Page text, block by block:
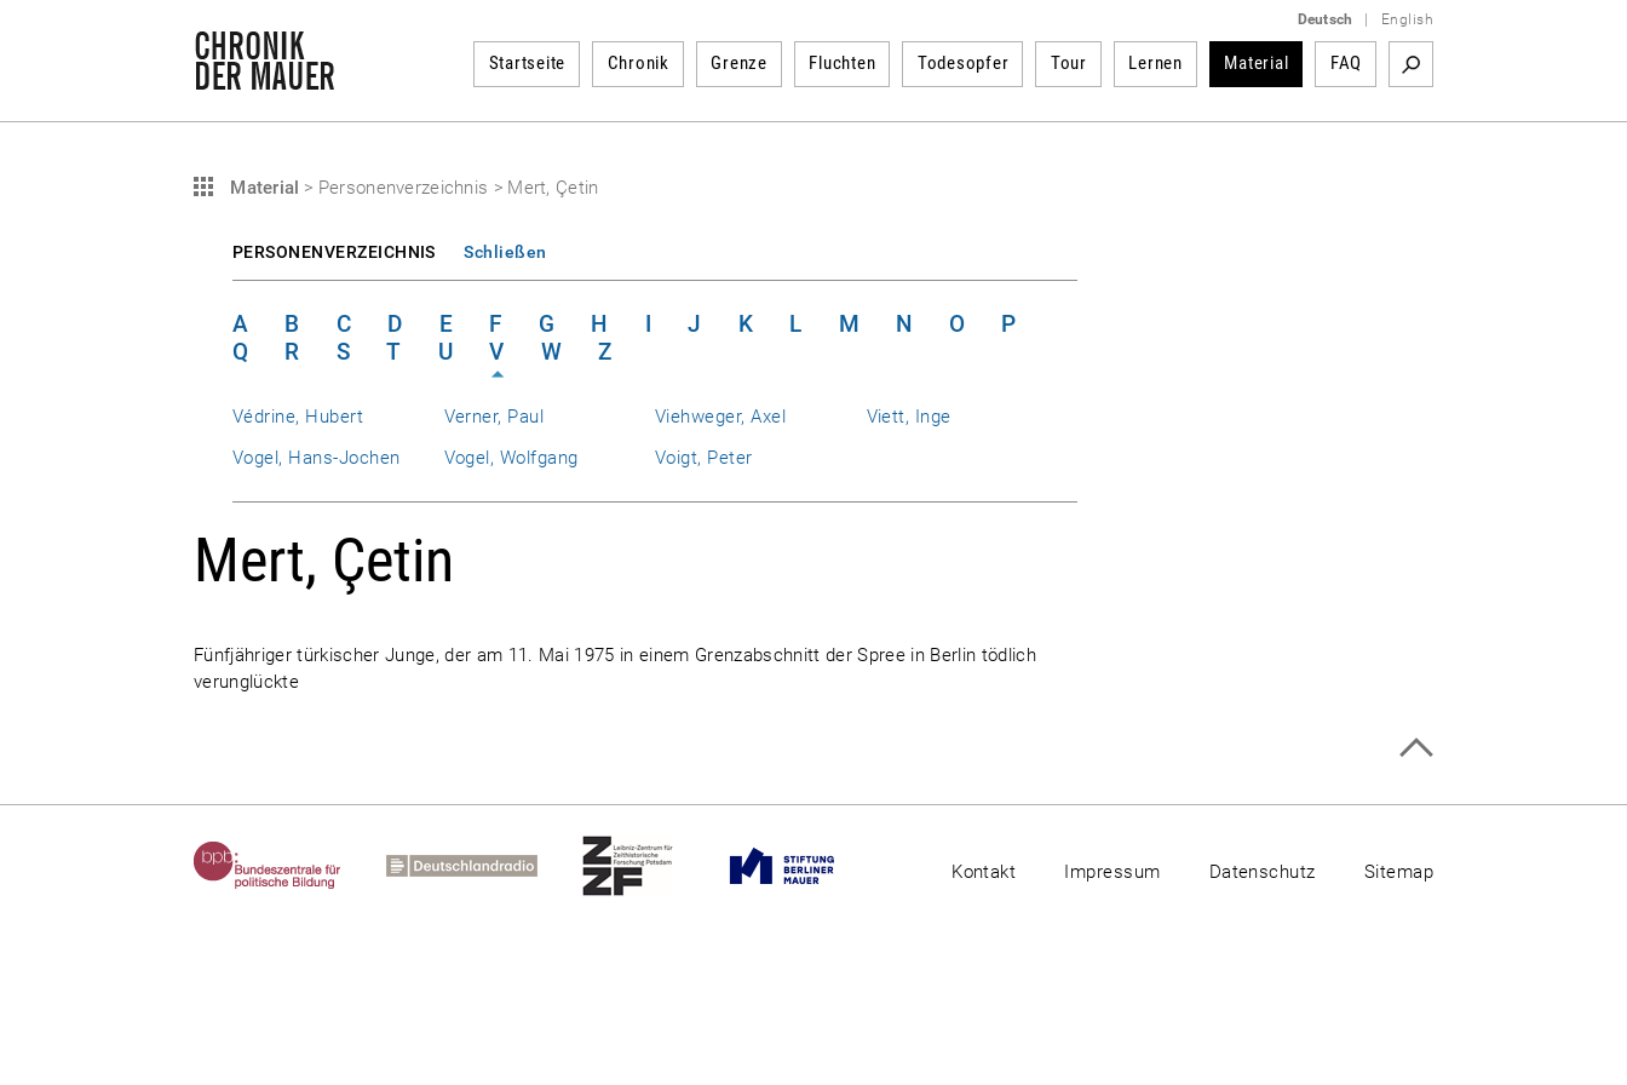
Deutsch English
Startseite Chronik Grenze Fluchten Todesopfer Tour Lernen Material FAQ
Material > Personenverzeichnis > Mert, Çetin
PERSONENVERZEICHNIS Schließen
A B C D E F G H I J K L M N O
P
Q
R S T U V W Z
Védrine, Hubert Verner, Paul Viehweger, Axel
Viett, Inge
Vogel, Hans-Jochen
Vogel, Wolfgang Voigt, Peter
Mert, Çetin
Fünfjähriger türkischer Junge, der am 11. Mai 1975 in einem Grenzabschnitt der Spree in Berlin tödlich
verunglückte
Kontakt Impressum Datenschutz Sitemap